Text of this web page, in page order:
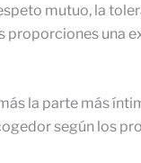
mutuo, la
una
la parte más
según los